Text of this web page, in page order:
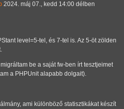
2024. máj 07., kedd 14:00 délben
level=5-tel, és 7-tel is. Az 5-öt zölden
be a saját fw-ben írt tesztjeimet
a PHPUnit alapabb dolgait).
ami különböző statisztikákat készít